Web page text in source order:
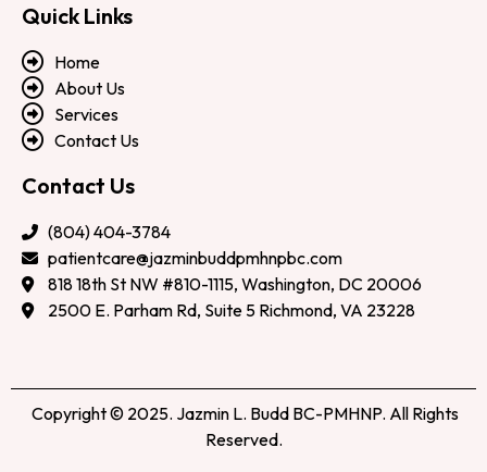
Quick Links
Home
About Us
Services
Contact Us
Contact Us
(804) 404-3784
patientcare@jazminbuddpmhnpbc.com
818 18th St NW #810-1115, Washington, DC 20006
2500 E. Parham Rd, Suite 5 Richmond, VA 23228
Copyright © 2025. Jazmin L. Budd BC-PMHNP. All Rights
Reserved.